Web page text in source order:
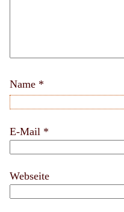
Name *
E-Mail *
Webseite